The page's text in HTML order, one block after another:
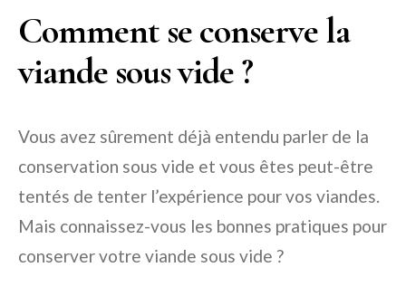
Comment se conserve la
viande sous vide ?
Vous avez sûrement déjà entendu parler de la
conservation sous vide et vous êtes peut-être
tentés de tenter l’expérience pour vos viandes.
Mais connaissez-vous les bonnes pratiques pour
conserver votre viande sous vide ?